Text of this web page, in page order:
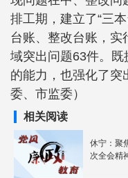
排工期，建立了“三
台账、整改台账，实
域突出问题63件。
的能力，也强化了突
委、市监委）
相关阅读
休宁：聚
次全会精